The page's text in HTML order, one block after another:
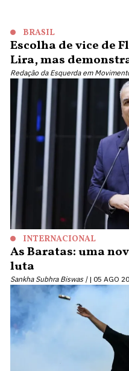
BRASIL
Escolha de vice de
Lira, mas
Redação da Esquerda em
INTERNACIONAL
As Baratas: uma
luta
Sankha Subhra Biswas | 05 AGO